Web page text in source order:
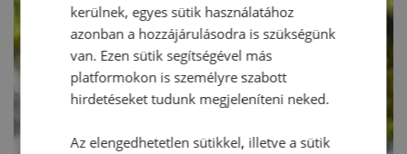
kerülnek, egyes sütik használatához
azonban a hozzájárulásodra is szükségünk
van. Ezen sütik segítségével más
platformokon is személyre szabott
hirdetéseket tudunk megjeleníteni neked.
Az elengedhetetlen sütikkel, illetve a sütik